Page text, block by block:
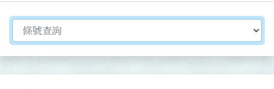
切換選擇法規資訊內容